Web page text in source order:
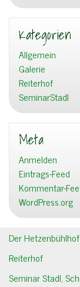
Kategorien
Allgemein
Galerie
Reiterhof
SeminarStadl
Meta
Anmelden
Eintrags-Feed
Kommentar-
WordPress.org
Der Hetzenbühlhof
Reiterhof
Seminar Stadl,